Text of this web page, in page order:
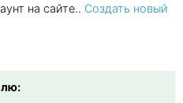
на сайте.. Создать новый